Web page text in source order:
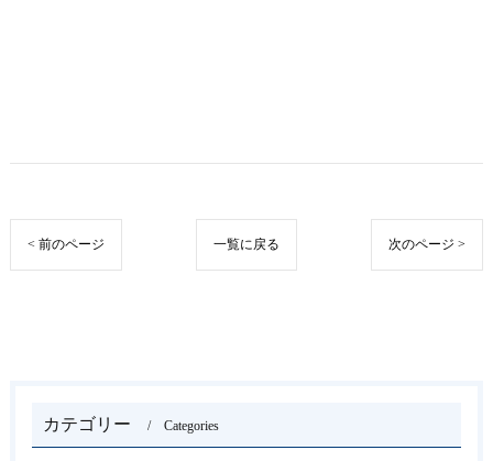
< 前のページ 一覧に戻る 次のページ >
カテゴリー Categories